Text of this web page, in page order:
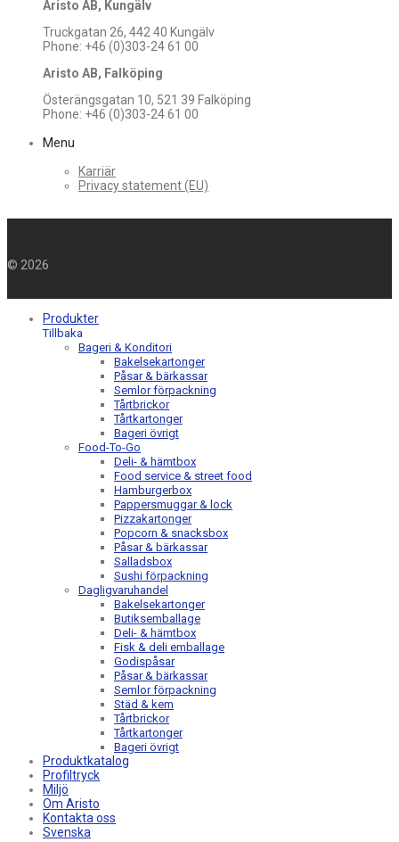
Aristo AB, Kungälv
Truckgatan 26, 442 40 Kungälv
Phone: +46 (0)303-24 61 00
Aristo AB, Falköping
Österängsgatan 10, 521 39 Falköping
Phone: +46 (0)303-24 61 00
Menu
Karriär
Privacy statement (EU)
© 2026
Produkter
Tillbaka
Bageri & Konditori
Bakelsekartonger
Påsar & bärkassar
Semlor förpackning
Tårtbrickor
Tårtkartonger
Bageri övrigt
Food-To-Go
Deli- & hämtbox
Food service & street food
Hamburgerbox
Pappersmuggar & lock
Pizzakartonger
Popcorn & snacksbox
Påsar & bärkassar
Salladsbox
Sushi förpackning
Dagligvaruhandel
Bakelsekartonger
Butiksemballage
Deli- & hämtbox
Fisk & deli emballage
Godispåsar
Påsar & bärkassar
Semlor förpackning
Städ & kem
Tårtbrickor
Tårtkartonger
Bageri övrigt
Produktkatalog
Profiltryck
Miljö
Om Aristo
Kontakta oss
Svenska